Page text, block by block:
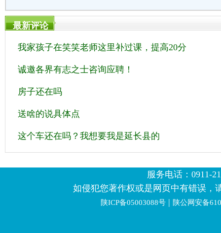
最新评论
我家孩子在笑笑老师这里补过课，提高20分
诚邀各界有志之士咨询应聘！
房子还在吗
送啥的说具体点
这个车还在吗？我想要我是延长县的
服务电话：0911-
如侵犯您著作权或是网页中有错误，
陕ICP备05003088号 | 陕公网安备